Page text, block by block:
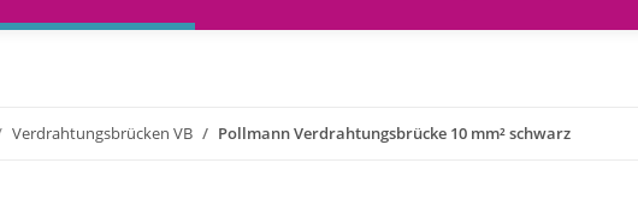
Verdrahtungsbrücken VB Pollmann Verdrahtungsbrücke 10 mm² schwarz